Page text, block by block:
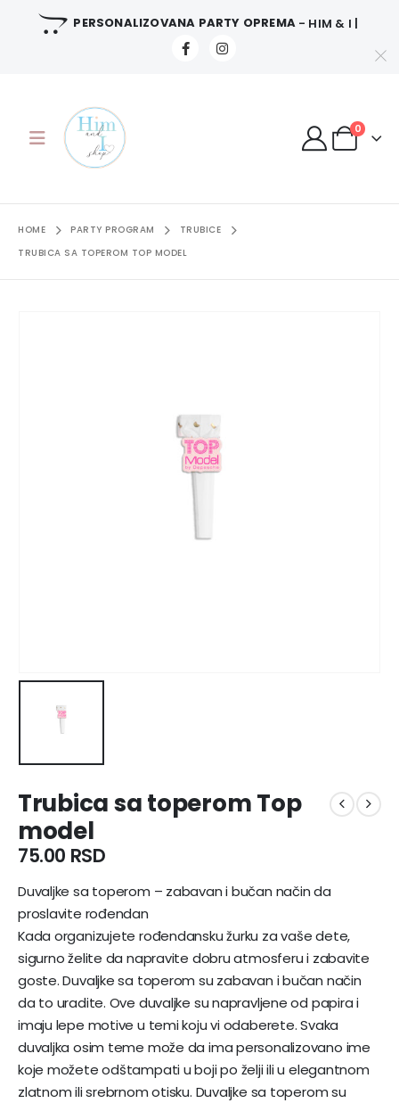
PERSONALIZOVANA PARTY OPREMA - HIM & I |
0
HOME PARTY PROGRAM
TRUBICE
TRUBICA SA TOPEROM TOP MODEL
Trubica sa toperom Top
model
75.00 RSD
Duvaljke sa toperom – zabavan i bučan način da
proslavite rođendan
Kada organizujete rođendansku žurku za vaše dete,
sigurno želite da napravite dobru atmosferu i zabavite
goste. Duvaljke sa toperom su zabavan i bučan način
da to uradite. Ove duvaljke su napravljene od papira i
imaju lepe motive u temi koju vi odaberete. Svaka
duvaljka osim teme može da ima personalizovano ime
koje možete odštampati u boji po želji ili u elegantnom
zlatnom ili srebrnom otisku. Duvaljke sa toperom su